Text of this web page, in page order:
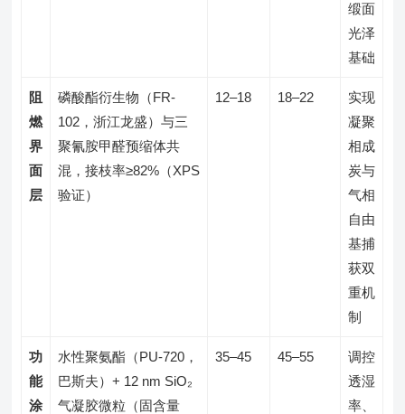
缎面
光泽
基础
阻
燃
界
面
层
磷酸酯衍生物（FR-
102，浙江龙盛）与三
聚氰胺甲醛预缩体共
混，接枝率≥82%（XPS
验证）
12–18 18–22
实现
凝聚
相成
炭与
气相
自由
基捕
获双
重机
制
功
能
涂
水性聚氨酯（PU-720，
巴斯夫）+ 12 nm SiO₂
气凝胶微粒（固含量
35–45 45–55
调控
透湿
率、